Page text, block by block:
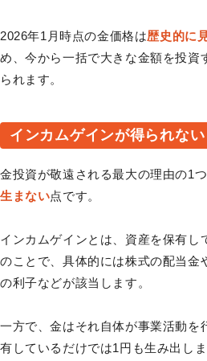
2026年1月時点の金価格は歴史的に
め、今から一括で大きな金額を投資
られます。
インカムゲインが得られない
金投資が敬遠される最大の理由の1つ
生まない点です。
インカムゲインとは、資産を保有し
のことで、具体的には株式の配当金
の利子などが該当します。
一方で、金はそれ自体が事業活動を
有しているだけでは1円も生み出し